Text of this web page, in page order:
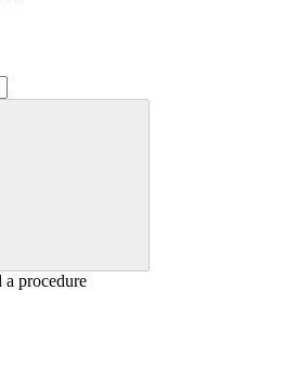
procedure